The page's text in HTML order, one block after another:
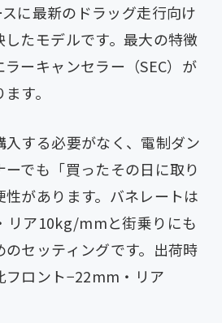
に最新のドラッグ走行向け
たモデルです。最大の特徴
ーキャンセラー（SEC）が
す。
入する必要がなく、電制ダン
でも「買ったその日に取り
があります。バネレートは
リア10kg/mmと街乗りにも
セッティングです。出荷時
フロント−22mm・リア